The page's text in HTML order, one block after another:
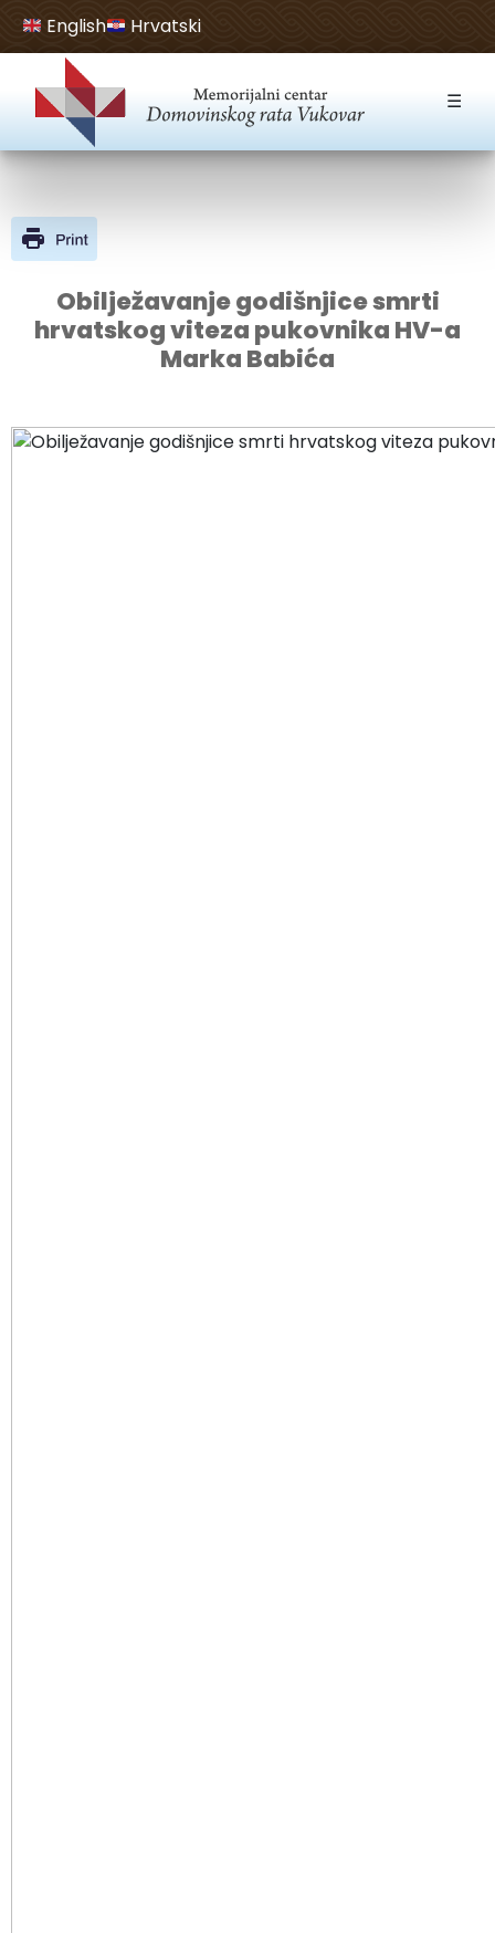
Open toolbar
English Hrvatski
☰
Obilježavanje godišnjice smrti
hrvatskog viteza pukovnika HV-a
Marka Babića